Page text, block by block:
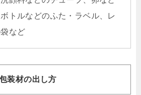
トルなどのふた・ラベル、レ
など
装材の出し方